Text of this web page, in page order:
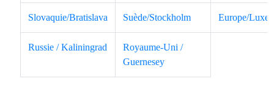
Slovaquie/Bratislava Suède/Stockholm Europe/
Russie / Kaliningrad
Royaume-Uni /
Guernesey